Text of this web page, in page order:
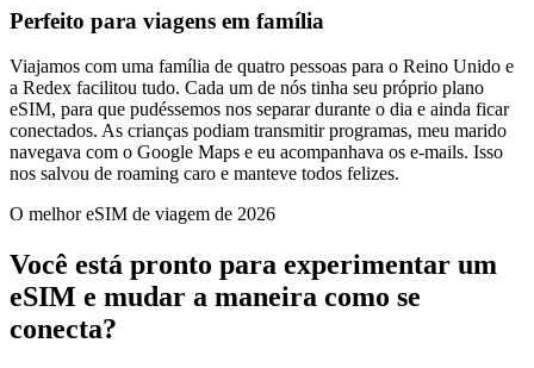
Perfeito para viagens em família
Viajamos com uma família de quatro pessoas para o Reino Unido e
a Redex facilitou tudo. Cada um de nós tinha seu próprio plano
eSIM, para que pudéssemos nos separar durante o dia e ainda ficar
conectados. As crianças podiam transmitir programas, meu marido
navegava com o Google Maps e eu acompanhava os e-mails. Isso
nos salvou de roaming caro e manteve todos felizes.
O melhor eSIM de viagem de 2026
Você está pronto para experimentar um
eSIM e mudar a maneira como se
conecta?